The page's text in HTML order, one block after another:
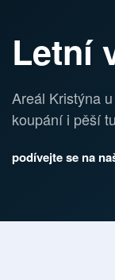
Letní
Areál Kristýna
koupání i pěší
podívejte se na